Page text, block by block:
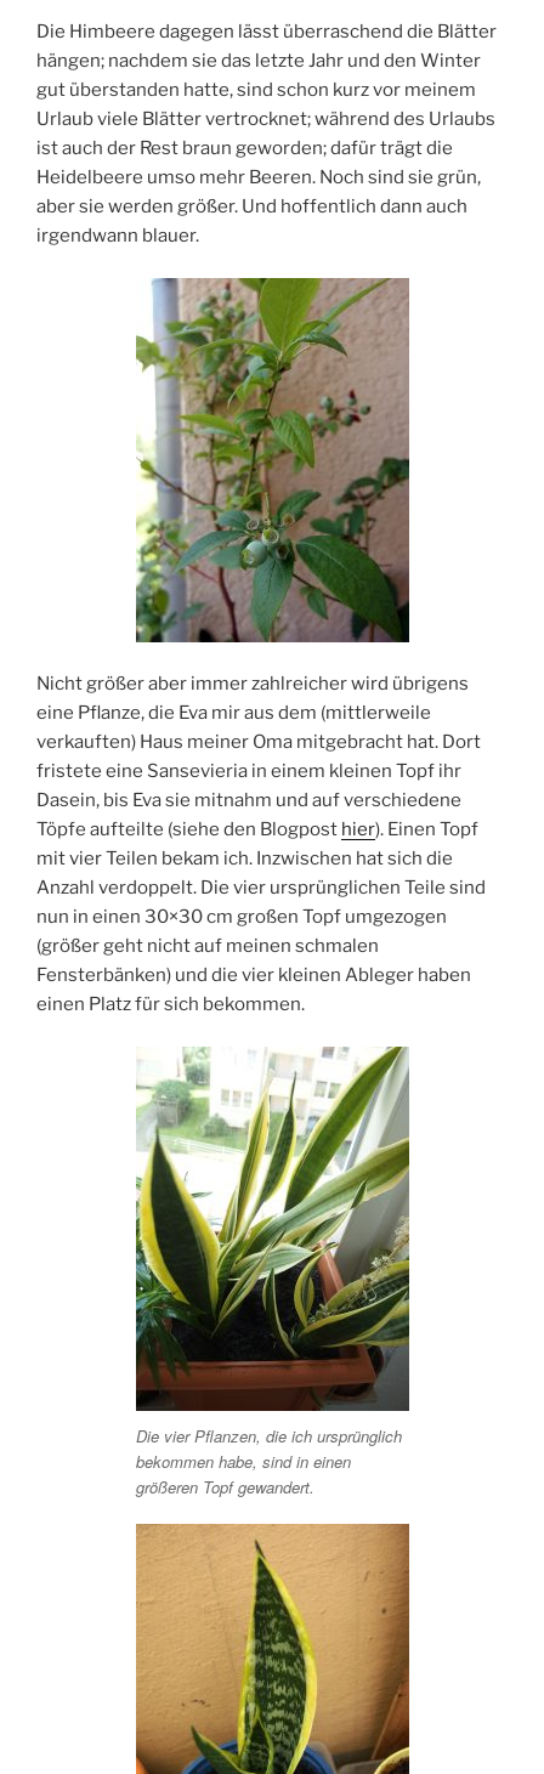
Die Himbeere dagegen lässt überraschend die Blätter
hängen; nachdem sie das letzte Jahr und den Winter
gut überstanden hatte, sind schon kurz vor meinem
Urlaub viele Blätter vertrocknet; während des Urlaubs
ist auch der Rest braun geworden; dafür trägt die
Heidelbeere umso mehr Beeren. Noch sind sie grün,
aber sie werden größer. Und hoffentlich dann auch
irgendwann blauer.
Nicht größer aber immer zahlreicher wird übrigens
eine Pflanze, die Eva mir aus dem (mittlerweile
verkauften) Haus meiner Oma mitgebracht hat. Dort
fristete eine Sansevieria in einem kleinen Topf ihr
Dasein, bis Eva sie mitnahm und auf verschiedene
Töpfe aufteilte (siehe den Blogpost hier). Einen Topf
mit vier Teilen bekam ich. Inzwischen hat sich die
Anzahl verdoppelt. Die vier ursprünglichen Teile sind
nun in einen 30×30 cm großen Topf umgezogen
(größer geht nicht auf meinen schmalen
Fensterbänken) und die vier kleinen Ableger haben
einen Platz für sich bekommen.
Die vier Pflanzen, die ich ursprünglich
bekommen habe, sind in einen
größeren Topf gewandert.